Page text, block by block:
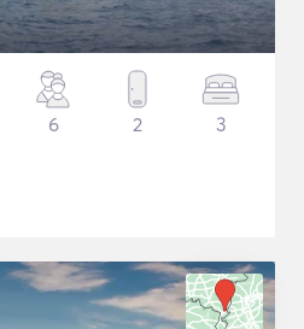
6 2 3